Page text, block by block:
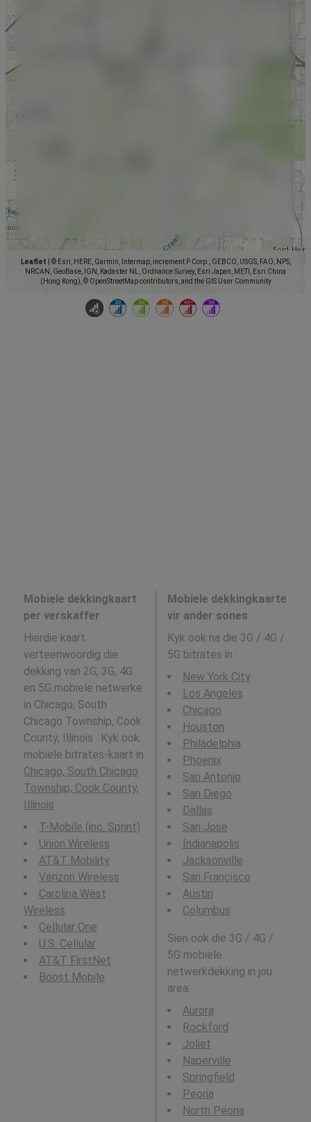
Leaflet
© Esri, HERE, Garmin, Intermap, increment P Corp., GEBCO, USGS, FAO, NPS,
NRCAN, GeoBase, IGN, Kadaster NL, Ordnance Survey, Esri Japan, METI, Esri China
(Hong Kong), © OpenStreetMap contributors, and the GIS User Community
Mobiele dekkingkaart
per verskaffer
Hierdie kaart
verteenwoordig die
dekking van 2G, 3G, 4G
en 5G mobiele netwerke
in Chicago, South
Chicago Township, Cook
County, Illinois . Kyk ook:
mobiele bitrates-kaart in
Chicago, South Chicago
Township, Cook County,
Illinois .
T-Mobile (inc. Sprint)
Union Wireless
AT&T Mobility
Verizon Wireless
Carolina West
Wireless
Cellular One
U.S. Cellular
AT&T FirstNet
Boost Mobile
Mobiele dekkingkaarte
vir ander sones
Kyk ook na die 3G / 4G /
5G bitrates in :
New York City
Los Angeles
Chicago
Houston
Philadelphia
Phoenix
San Antonio
San Diego
Dallas
San Jose
Indianapolis
Jacksonville
San Francisco
Austin
Columbus
Sien ook die 3G / 4G /
5G mobiele
netwerkdekking in jou
area:
Aurora
Rockford
Joliet
Naperville
Springfield
Peoria
North Peoria